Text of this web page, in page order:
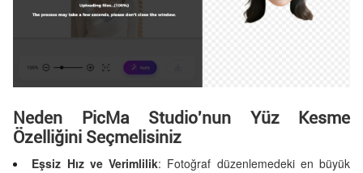
Neden PicMa Studio'nun Yüz Kesme
Özelliğini Seçmelisiniz
Eşsiz Hız ve Verimlilik: Fotoğraf düzenlemedeki en büyük